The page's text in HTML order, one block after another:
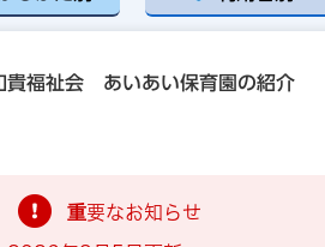
福祉会 あいあい保育園の紹介
重要なお知らせ